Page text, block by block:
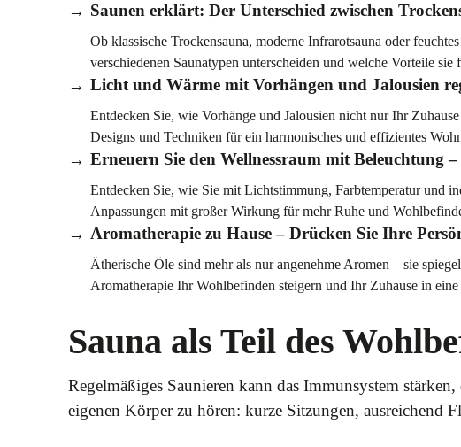
Saunen erklärt: Der Unterschied zwischen
Ob klassische Trockensauna, moderne Infrarotsauna oder
verschiedenen Saunatypen unterscheiden und welche Vorteile
Licht und Wärme mit Vorhängen und Jalousien
Entdecken Sie, wie Vorhänge und Jalousien nicht nur Ihr
Designs und Techniken für ein harmonisches und effizientes
Erneuern Sie den Wellnessraum mit Beleuchtung
Entdecken Sie, wie Sie mit Lichtstimmung, Farbtemperatur und
Anpassungen mit großer Wirkung für mehr Ruhe und
Aromatherapie zu Hause – Drücken Sie Ihre
Ätherische Öle sind mehr als nur angenehme Aromen – sie
Aromatherapie Ihr Wohlbefinden steigern und Ihr Zuhause in
Sauna als Teil des
Regelmäßiges Saunieren kann das Immunsystem
eigenen Körper zu hören: kurze Sitzungen, ausreichend